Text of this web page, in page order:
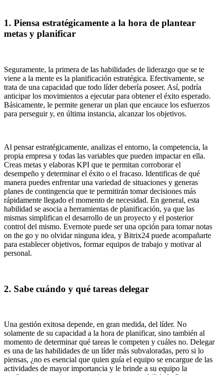
1. Piensa estratégicamente a la hora de plantear
metas y planificar
Seguramente, la primera de las habilidades de liderazgo que se te
viene a la mente es la planificación estratégica. Efectivamente, se
trata de una capacidad que todo líder debería poseer. Así, podría
anticipar los movimientos a ejecutar para obtener el éxito esperado.
Básicamente, le permite generar un plan que encauce los esfuerzos
para perseguir y, en última instancia, alcanzar los objetivos.
Al pensar estratégicamente, analizas el entorno, la competencia, la
propia empresa y todas las variables que pueden impactar en ella.
Creas metas y elaboras KPI que te permitan corroborar el
desempeño y determinar el éxito o el fracaso. Identificas de qué
manera puedes enfrentar una variedad de situaciones y generas
planes de contingencia que te permitirán tomar decisiones más
rápidamente llegado el momento de necesidad. En general, esta
habilidad se asocia a herramientas de planificación, ya que las
mismas simplifican el desarrollo de un proyecto y el posterior
control del mismo. Evernote puede ser una opción para tomar notas
on the go y no olvidar ninguna idea, y Bitrix24 puede acompañarte
para establecer objetivos, formar equipos de trabajo y motivar al
personal.
2. Sabe cuándo y qué tareas delegar
Una gestión exitosa depende, en gran medida, del líder. No
solamente de su capacidad a la hora de planificar, sino también al
momento de determinar qué tareas le competen y cuáles no. Delegar
es una de las habilidades de un líder más subvaloradas, pero si lo
piensas, ¿no es esencial que quien guía el equipo se encargue de las
actividades de mayor importancia y le brinde a su equipo la